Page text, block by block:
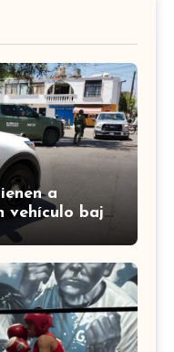
a
vehículo bajo